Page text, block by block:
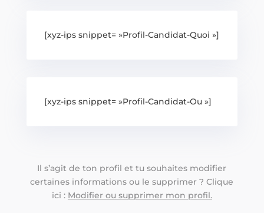
[xyz-ips snippet= »Profil-Candidat-Quoi »]
[xyz-ips snippet= »Profil-Candidat-Ou »]
Il s’agit de ton profil et tu souhaites modifier
certaines informations ou le supprimer ? Clique
ici : Modifier ou supprimer mon profil.